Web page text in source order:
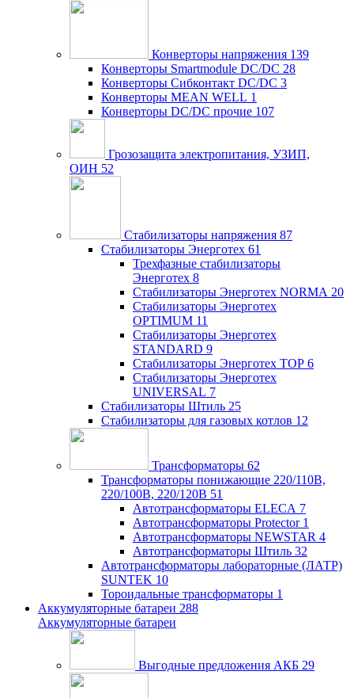
Конверторы напряжения 139
Конверторы Smartmodule DC/DC 28
Конверторы Сибконтакт DC/DC 3
Конверторы MEAN WELL 1
Конверторы DC/DC прочие 107
Грозозащита электропитания, УЗИП,
ОИН 52
Стабилизаторы напряжения 87
Стабилизаторы Энерготех 61
Трехфазные стабилизаторы
Энерготех 8
Стабилизаторы Энерготех NORMA 20
Стабилизаторы Энерготех
OPTIMUM 11
Стабилизаторы Энерготех
STANDARD 9
Стабилизаторы Энерготех TOP 6
Стабилизаторы Энерготех
UNIVERSAL 7
Стабилизаторы Штиль 25
Стабилизаторы для газовых котлов 12
Трансформаторы 62
Трансформаторы понижающие 220/110В,
220/100В, 220/120В 51
Автотрансформаторы ELECA 7
Автотрансформаторы Protector 1
Автотрансформаторы NEWSTAR 4
Автотрансформаторы Штиль 32
Автотрансформаторы лабораторные (ЛАТР)
SUNTEK 10
Тороидальные трансформаторы 1
Аккумуляторные батареи 288
Аккумуляторные батареи
Выгодные предложения АКБ 29